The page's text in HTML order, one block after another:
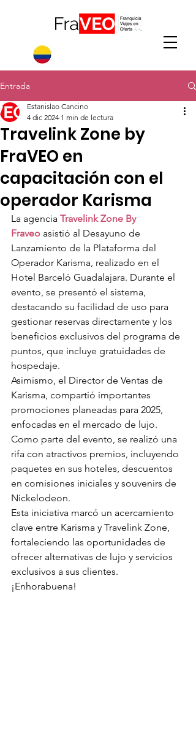
Entrada
Travelink Zone by
FraVEO en
capacitación con el
operador Karisma
Estanislao Cancino
4 dic 2024 1 min de lectura
La agencia Travelink Zone By
Fraveo asistió al Desayuno de
Lanzamiento de la Plataforma del
Operador Karisma, realizado en el
Hotel Barceló Guadalajara. Durante el
evento, se presentó el sistema,
destacando su facilidad de uso para
gestionar reservas directamente y los
beneficios exclusivos del programa de
puntos, que incluye gratuidades de
hospedaje.
Asimismo, el Director de Ventas de
Karisma, compartió importantes
promociones planeadas para 2025,
enfocadas en el mercado de lujo.
Como parte del evento, se realizó una
rifa con atractivos premios, incluyendo
paquetes en sus hoteles, descuentos
en comisiones iniciales y souvenirs de
Nickelodeon.
Esta iniciativa marcó un acercamiento
clave entre Karisma y Travelink Zone,
fortaleciendo las oportunidades de
ofrecer alternativas de lujo y servicios
exclusivos a sus clientes.
¡Enhorabuena!